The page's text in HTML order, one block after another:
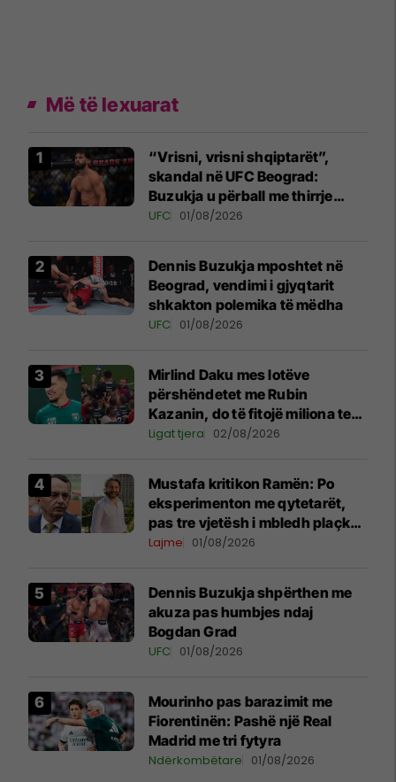
Më të lexuarat
“Vrisni, vrisni shqiptarët”,
skandal në UFC Beograd:
Buzukja u përball me thirrje
anti-shqiptare nga tribunat
UFC 01/08/2026
Dennis Buzukja mposhtet në
Beograd, vendimi i gjyqtarit
shkakton polemika të mëdha
UFC 01/08/2026
Mirlind Daku mes lotëve
përshëndetet me Rubin
Kazanin, do të fitojë miliona te
Spartak Moska
Ligat tjera 02/08/2026
Mustafa kritikon Ramën: Po
eksperimenton me qytetarët,
pas tre vjetësh i mbledh plaçkat
për Londër
Lajme 01/08/2026
Dennis Buzukja shpërthen me
akuza pas humbjes ndaj
Bogdan Grad
UFC 01/08/2026
Mourinho pas barazimit me
Fiorentinën: Pashë një Real
Madrid me tri fytyra
Ndërkombëtare 01/08/2026